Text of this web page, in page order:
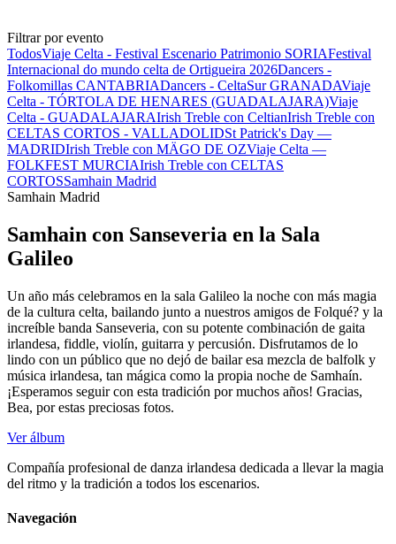
Filtrar por evento
TodosViaje Celta - Festival Escenario Patrimonio SORIAFestival
Internacional do mundo celta de Ortigueira 2026Dancers -
Folkomillas CANTABRIADancers - CeltaSur GRANADAViaje
Celta - TÓRTOLA DE HENARES (GUADALAJARA)Viaje
Celta - GUADALAJARAIrish Treble con CeltianIrish Treble con
CELTAS CORTOS - VALLADOLIDSt Patrick's Day —
MADRIDIrish Treble con MÄGO DE OZViaje Celta —
FOLKFEST MURCIAIrish Treble con CELTAS
CORTOSSamhain Madrid
Samhain Madrid
Samhain con Sanseveria en la Sala
Galileo
Un año más celebramos en la sala Galileo la noche con más magia
de la cultura celta, bailando junto a nuestros amigos de Folqué? y la
increíble banda Sanseveria, con su potente combinación de gaita
irlandesa, fiddle, violín, guitarra y percusión. Disfrutamos de lo
lindo con un público que no dejó de bailar esa mezcla de balfolk y
música irlandesa, tan mágica como la propia noche de Samhaín.
¡Esperamos seguir con esta tradición por muchos años! Gracias,
Bea, por estas preciosas fotos.
Ver álbum
Compañía profesional de danza irlandesa dedicada a llevar la magia
del ritmo y la tradición a todos los escenarios.
Navegación